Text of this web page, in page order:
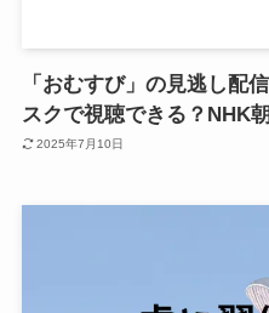
「おむすび」の見逃し配
スクで視聴できる？NHK
2025年7月10日